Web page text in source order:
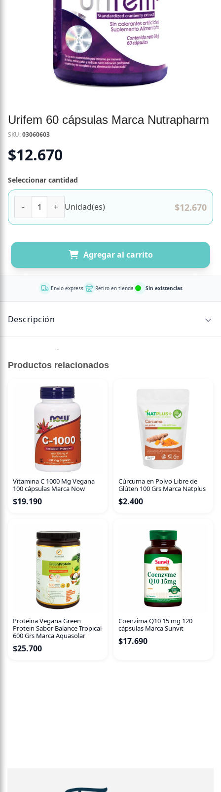
Urifem 60 cápsulas Marca Nutrapharm
SKU:03060603
$12.670
Seleccionar cantidad
Unidad(es) $12.670
Agregar al carrito
Envío express Retiro en tienda Sin existencias
Descripción
Sin descripción disponible.
Productos relacionados
Vitamina C 1000 Mg Vegana
100 cápsulas Marca Now
$19.190
Cúrcuma en Polvo Libre de
Glúten 100 Grs Marca Natplus
$2.400
Proteina Vegana Green
Protein Sabor Balance Tropical
600 Grs Marca Aquasolar
$25.700
Coenzima Q10 15 mg 120
cápsulas Marca Sunvit
$17.690